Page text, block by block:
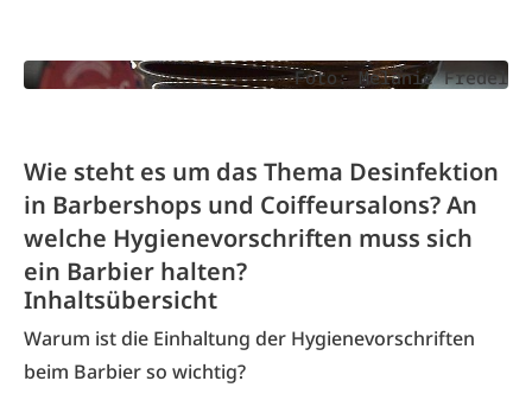
Foto: Melanie Fredel
Wie steht es um das Thema Desinfektion
in Barbershops und Coiffeursalons? An
welche Hygienevorschriften muss sich
ein Barbier halten?
Inhaltsübersicht
Warum ist die Einhaltung der Hygiene­vorschriften
beim Barbier so wichtig?